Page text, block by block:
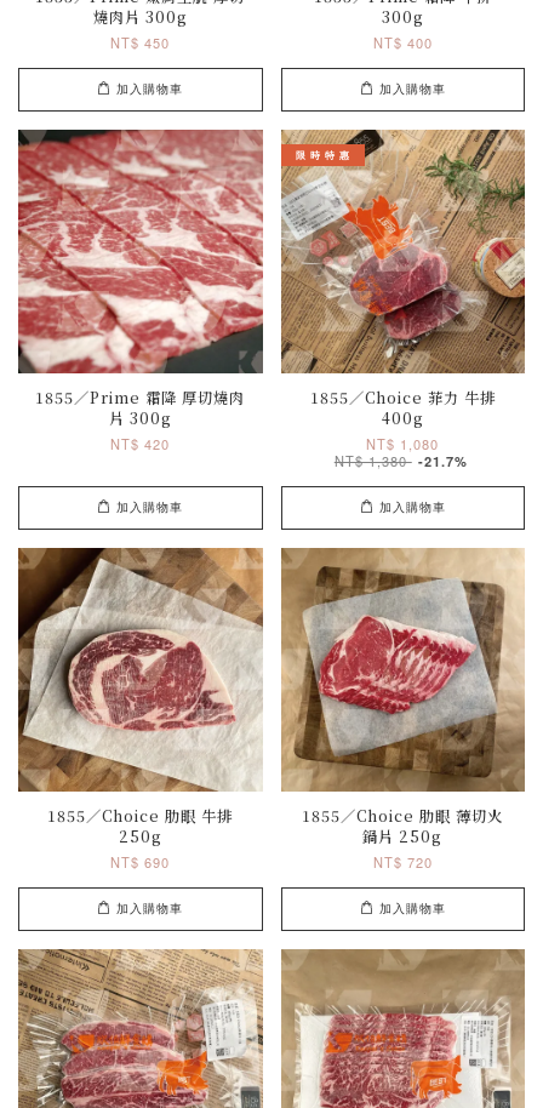
燒肉片 300g
NT$ 450
加入購物車
300g
NT$ 400
加入購物車
1855／Prime 霜降 厚切燒肉
片 300g
NT$ 420
加入購物車
限 時 特 惠
1855／Choice 菲力 牛排
400g
NT$ 1,080
NT$ 1,380 -21.7%
加入購物車
1855／Choice 肋眼 牛排
250g
NT$ 690
加入購物車
1855／Choice 肋眼 薄切火
鍋片 250g
NT$ 720
加入購物車